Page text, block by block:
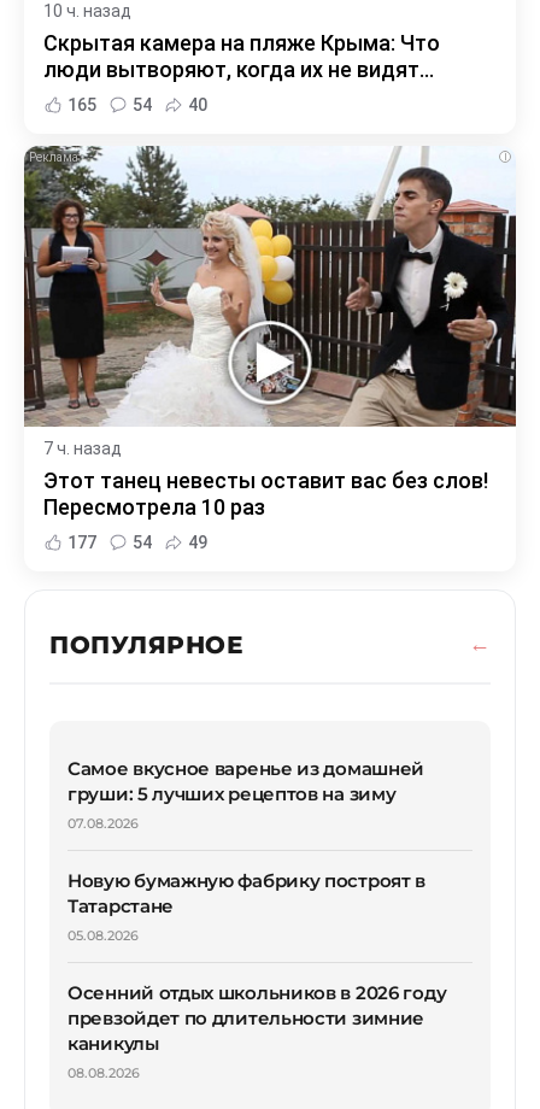
10 ч. назад
Скрытая камера на пляже Крыма: Что
люди вытворяют, когда их не видят...
165 54 40
i
7 ч. назад
Этот танец невесты оставит вас без слов!
Пересмотрела 10 раз
177 54 49
ПОПУЛЯРНОЕ
Самое вкусное варенье из домашней
груши: 5 лучших рецептов на зиму
07.08.2026
Новую бумажную фабрику построят в
Татарстане
05.08.2026
Осенний отдых школьников в 2026 году
превзойдет по длительности зимние
каникулы
08.08.2026